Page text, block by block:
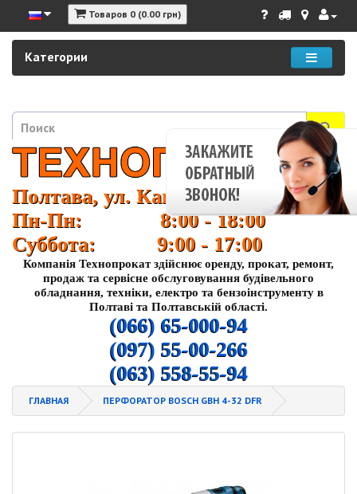
Товаров 0 (0.00 грн)
Категории
Полтава, ул. Кагамлыка 37
Пн-Пн: 8:00 - 18:00
Суббота: 9:00 - 17:00
Компанія Технопрокат здійснює оренду, прокат, ремонт,
продаж та сервісне обслуговування будівельного
обладнання, техніки, електро та бензоінструменту в
Полтаві та Полтавській області.
(066) 65-000-94
(097) 55-00-266
(063) 558-55-94
ГЛАВНАЯ ПЕРФОРАТОР BOSCH GBH 4-32 DFR